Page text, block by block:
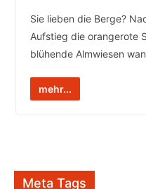
Sie lieben die Berge?
Aufstieg die orangerote
blühende Almwiesen
mehr...
Meta Tags